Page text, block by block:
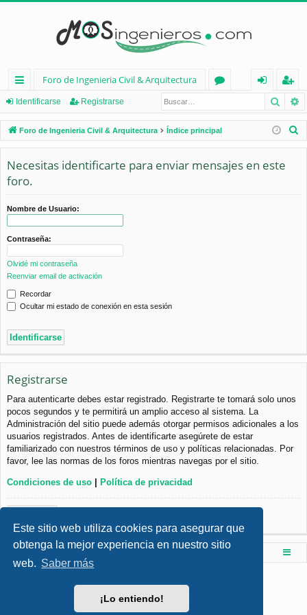
Este sitio web utiliza cookies para asegurar que
obtenga la mejor experiencia en nuestro sitio
web. Saber más
¡Lo entiendo!
nl
ac
es
rá
pi
d
os
Foro de Ingenieria Civil & Arquitectura
os
nt
ifi
ca
eg
ist
ra
Identificarse Registrarse
Foro de Ingenieria Civil & Arquitectura Índice principal
Necesitas identificarte para enviar mensajes en este
foro.
Nombre de Usuario:
Contraseña:
Olvidé mi contraseña
Reenviar email de activación
Recordar
Ocultar mi estado de conexión en esta sesión
Registrarse
Para autenticarte debes estar registrado. Registrarte te tomará solo unos
pocos segundos y te permitirá un amplio acceso al sistema. La
Administración del sitio puede además otorgar permisos adicionales a los
usuarios registrados. Antes de identificarte asegúrete de estar
familiarizado con nuestros términos de uso y políticas relacionadas. Por
favor, lee las normas de los foros mientras navegas por el sitio.
Condiciones de uso | Política de privacidad
Foro de Ingenieria Civil & Arquitectura
- phpBB 3.3 por MrGaby
Traducción al español por
Privacidad|Condiciones